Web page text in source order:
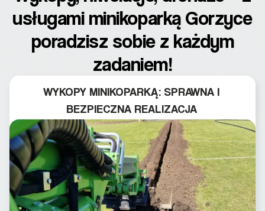
usługami minikoparką Gorzyce
poradzisz sobie z każdym
zadaniem!
WYKOPY MINIKOPARKĄ: SPRAWNA I
BEZPIECZNA REALIZACJA